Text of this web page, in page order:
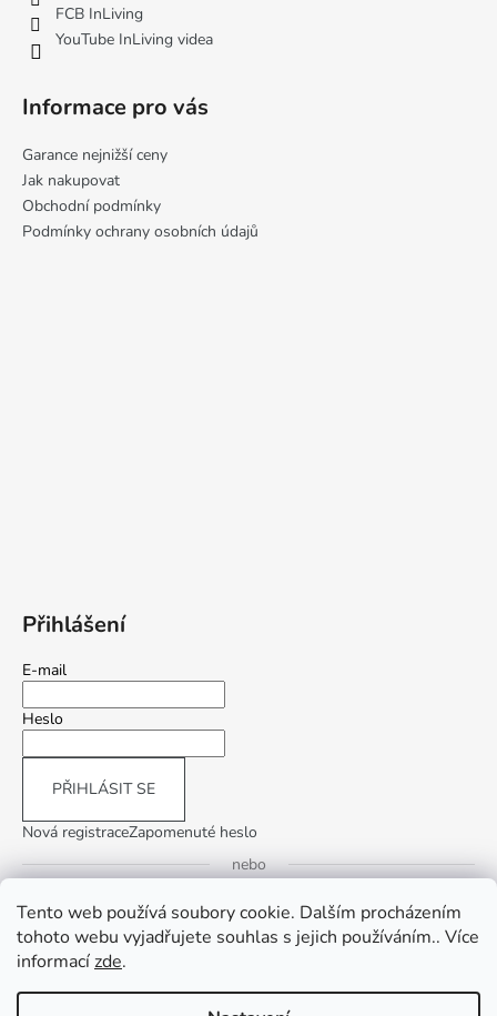
Tento web používá soubory cookie. Dalším procházením
tohoto webu vyjadřujete souhlas s jejich používáním.. Více
informacízde.
FCB InLiving
YouTube InLiving videa
Informace pro vás
Garance nejnižší ceny
Jak nakupovat
Obchodní podmínky
Podmínky ochrany osobních údajů
Přihlášení
E-mail
Heslo
PŘIHLÁSIT SE
Nová registraceZapomenuté heslo
nebo
Přihlásit se přes Google